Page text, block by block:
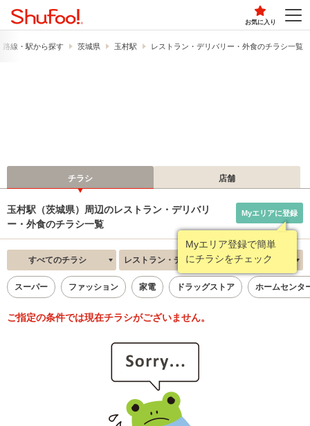
お気に入り
路線・駅から探す 茨城県 玉村駅 レストラン・デリバリー・外食のチラシ一覧
チラシ 店舗
玉村駅（茨城県）周辺のレストラン・デリバリ
ー・外食のチラシ一覧
Myエリア登録で簡単
にチラシをチェック
Myエリアに登録
すべてのチラシ レストラン・デリバリー・外食 新着順
スーパー ファッション 家電 ドラッグストア ホームセンタ
ご指定の条件では現在チラシがございません。